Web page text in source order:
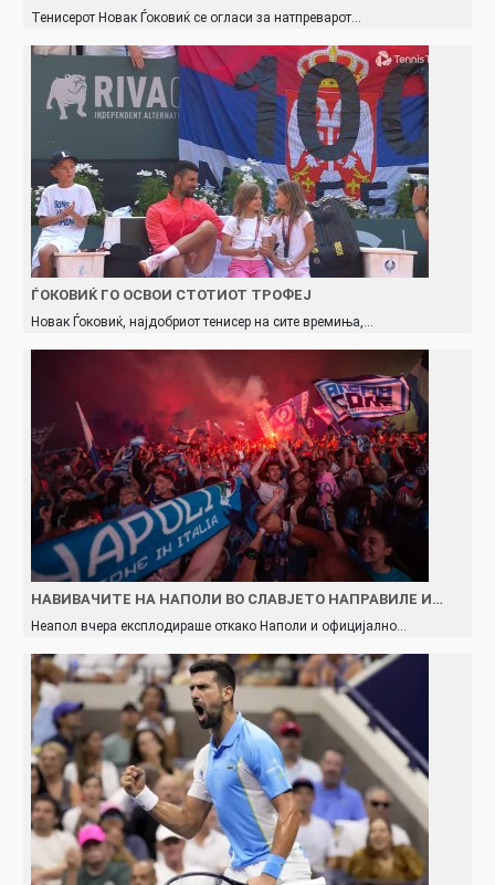
Тенисерот Новак Ѓоковиќ се огласи за натпреварот…
ЃОКОВИЌ ГО ОСВОИ СТОТИОТ ТРОФЕЈ
Новак Ѓоковиќ, најдобриот тенисер на сите времиња,…
НАВИВАЧИТЕ НА НАПОЛИ ВО СЛАВЈЕТО НАПРАВИЛЕ И…
Неапол вчера експлодираше откако Наполи и официјално…